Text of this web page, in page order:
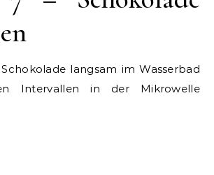
langsam im Wasserbad
Intervallen in der Mikrowelle